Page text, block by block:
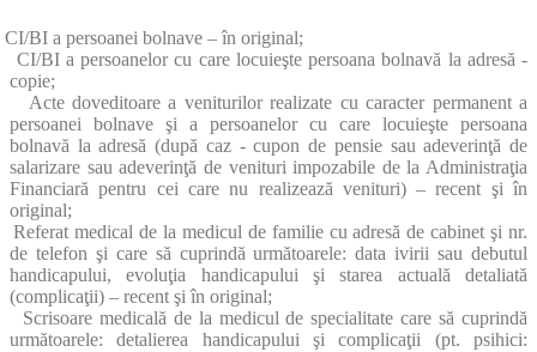
CI/BI a persoanei bolnave – în original;
CI/BI a persoanelor cu care locuieşte persoana bolnavă la adresă -
copie;
Acte doveditoare a veniturilor realizate cu caracter permanent a
persoanei bolnave şi a persoanelor cu care locuieşte persoana
bolnavă la adresă (după caz - cupon de pensie sau adeverinţă de
salarizare sau adeverinţă de venituri impozabile de la Administraţia
Financiară pentru cei care nu realizează venituri) – recent şi în
original;
Referat medical de la medicul de familie cu adresă de cabinet şi nr.
de telefon şi care să cuprindă următoarele: data ivirii sau debutul
handicapului, evoluţia handicapului şi starea actuală detaliată
(complicaţii) – recent şi în original;
Scrisoare medicală de la medicul de specialitate care să cuprindă
următoarele: detalierea handicapului şi complicaţii (pt. psihici: